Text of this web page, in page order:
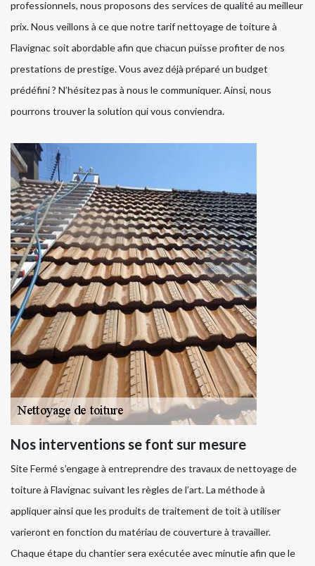
professionnels, nous proposons des services de qualité au meilleur
prix. Nous veillons à ce que notre tarif nettoyage de toiture à
Flavignac soit abordable afin que chacun puisse profiter de nos
prestations de prestige. Vous avez déjà préparé un budget
prédéfini ? N’hésitez pas à nous le communiquer. Ainsi, nous
pourrons trouver la solution qui vous conviendra.
Nos interventions se font sur mesure
Site Fermé s’engage à entreprendre des travaux de nettoyage de
toiture à Flavignac suivant les règles de l’art. La méthode à
appliquer ainsi que les produits de traitement de toit à utiliser
varieront en fonction du matériau de couverture à travailler.
Chaque étape du chantier sera exécutée avec minutie afin que le